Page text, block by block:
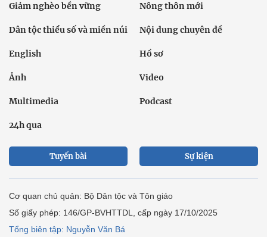
Giảm nghèo bền vững Nông thôn mới
Dân tộc thiểu số và miền núi Nội dung chuyên đề
English Hồ sơ
Ảnh Video
Multimedia Podcast
24h qua
Tuyến bài Sự kiện
Cơ quan chủ quản: Bộ Dân tộc và Tôn giáo
Số giấy phép: 146/GP-BVHTTDL, cấp ngày 17/10/2025
Tổng biên tập: Nguyễn Văn Bá